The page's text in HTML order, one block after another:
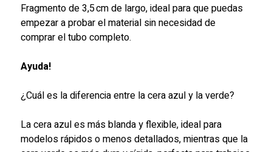
Fragmento de 3,5 cm de largo, ideal para que puedas
empezar a probar el material sin necesidad de
comprar el tubo completo.
Ayuda!
¿Cuál es la diferencia entre la cera azul y la verde?
La cera azul es más blanda y flexible, ideal para
modelos rápidos o menos detallados, mientras que la